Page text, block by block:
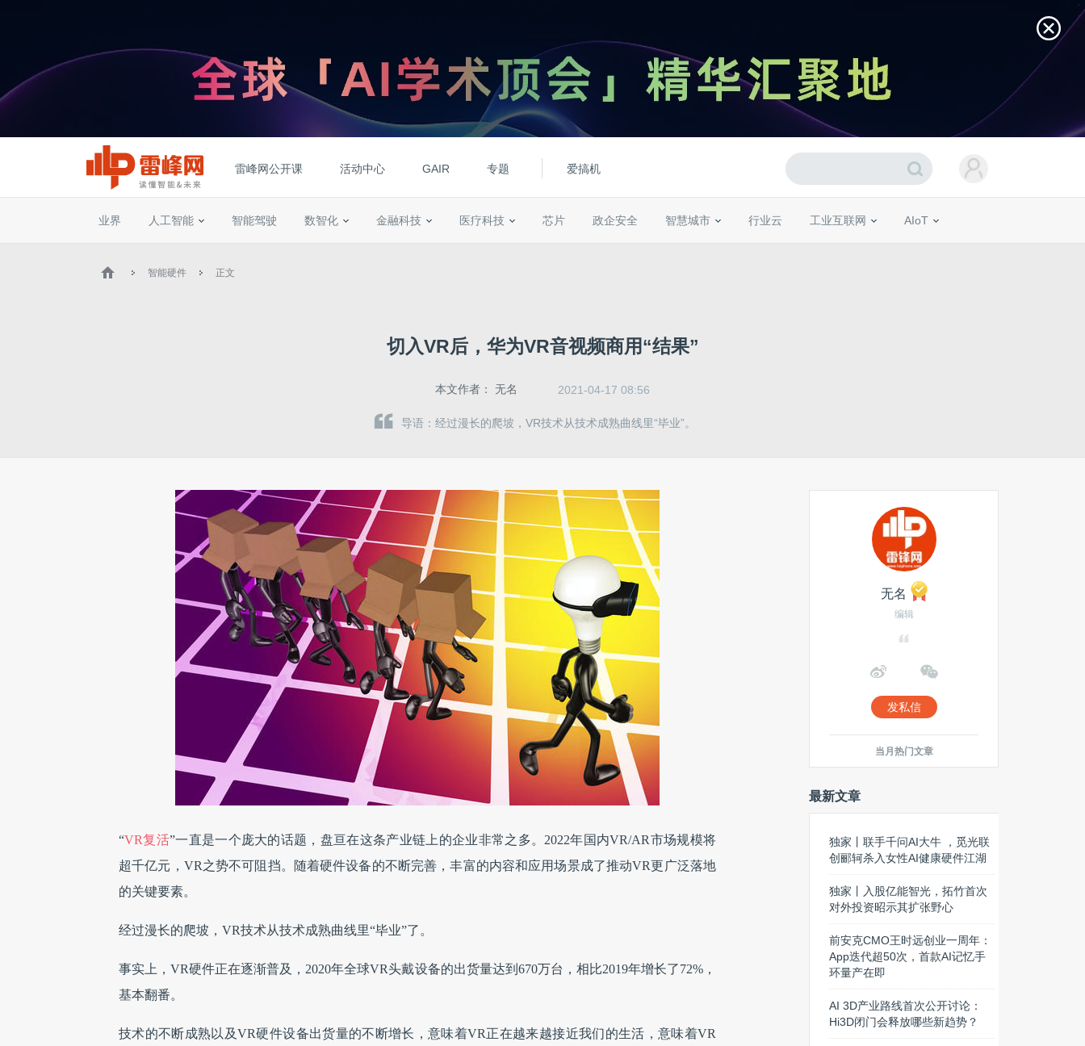
雷峰网公开课 活动中心 GAIR 专题 爱搞机
业界 人工智能 智能驾驶 数智化 金融科技 医疗科技 芯片 政企安全 智慧城市 行业云 工业互联网 AIoT
智能硬件 正文
切入VR后，华为VR音视频商用“结果”
本文作者： 无名 2021-04-17 08:56
导语：经过漫长的爬坡，VR技术从技术成熟曲线里“毕业”。
“VR复活”一直是一个庞大的话题，盘亘在这条产业链上的企业非常之多。2022年国内VR/AR市场规模将
超千亿元，VR之势不可阻挡。随着硬件设备的不断完善，丰富的内容和应用场景成了推动VR更广泛落地
的关键要素。
经过漫长的爬坡，VR技术从技术成熟曲线里“毕业”了。
事实上，VR硬件正在逐渐普及，2020年全球VR头戴设备的出货量达到670万台，相比2019年增长了72%，
基本翻番。
技术的不断成熟以及VR硬件设备出货量的不断增长，意味着VR正在越来越接近我们的生活，意味着VR
无名
编辑
发私信
当月热门文章
最新文章
独家丨联手千问AI大牛 ，觅光联
创郦轲杀入女性AI健康硬件江湖
独家丨入股亿能智光，拓竹首次
对外投资昭示其扩张野心
前安克CMO王时远创业一周年：
App迭代超50次，首款AI记忆手
环量产在即
AI 3D产业路线首次公开讨论：
Hi3D闭门会释放哪些新趋势？